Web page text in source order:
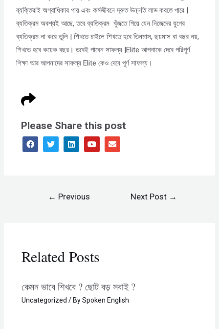
ব্যক্তিরাই অগ্রাধিকার পায় এবং কর্মজীবনে দ্রুত উন্নতি লাভ করতে পারে |
ব্যতিক্রম অবশ্যই আছে, তবে ব্যতিক্রম খুঁজতে গিয়ে যেন নিজেদের যুগের
ব্যতিক্রম না করে তুলি | শিখতে চাইলে শিখতে হবে তিনমাস, ছয়মাস বা বছর নয়,
শিখতে হবে কয়েক বছর। তবেই পাবেন সাফল্য |Elite আপনাকে দেবে পরিপূর্ণ
শিক্ষা আর আপনাদের সাফল্য Elite কেও দেবে পূর্ণ সাফল্য।
Please Share this post
← Previous
Next Post →
Related Posts
কেমন ভাবে শিখবে ? ছোট বড় সবাই ?
Uncategorized / BySpoken English